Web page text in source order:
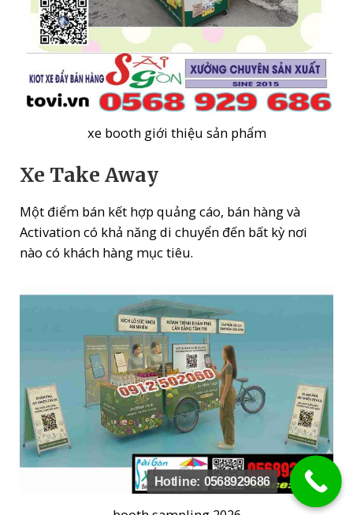
xe booth giới thiệu sản phẩm
Xe Take Away
Một điểm bán kết hợp quảng cáo, bán hàng và
Activation có khả năng di chuyển đến bất kỳ nơi
nào có khách hàng mục tiêu.
Hotline: 0568929686